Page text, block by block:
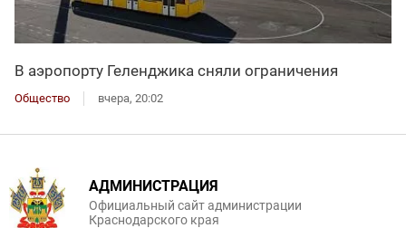
В аэропорту Геленджика сняли ограничения
Общество вчера, 20:02
АДМИНИСТРАЦИЯ
Официальный сайт администрации
Краснодарского края